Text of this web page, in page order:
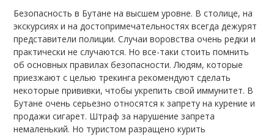
Безопасность в Бутане на высшем уровне. В столице, на
экскурсиях и на достопримечательностях всегда дежурят
представители полиции. Случаи воровства очень редки и
практически не случаются. Но все-таки стоить помнить
об основных правилах безопасности. Людям, которые
приезжают с целью трекинга рекомендуют сделать
некоторые прививки, чтобы укрепить свой иммунитет. В
Бутане очень серьезно относятся к запрету на курение и
продажи сигарет. Штраф за нарушение запрета
немаленький. Но туристом разращено курить